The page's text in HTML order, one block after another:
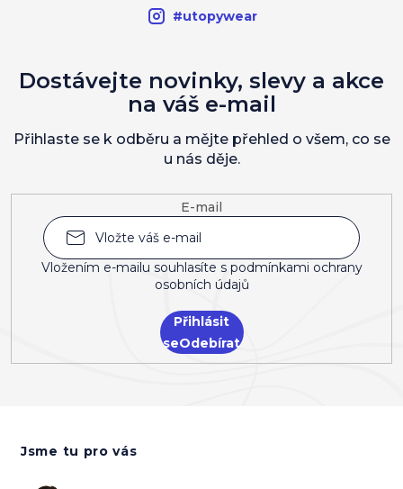
#utopywear
E-mail
Vložením e-mailu souhlasíte s podmínkami ochrany
osobních údajů
Přihlásit
se
Dostávejte novinky, slevy a akce
na váš e-mail
Přihlaste se k odběru a mějte přehled o všem, co se
u nás děje.
Jsme tu pro vás